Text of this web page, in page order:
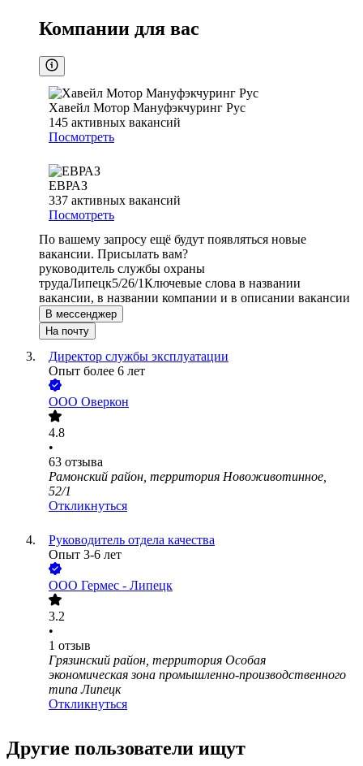
Компании для вас
Хавейл Мотор Мануфэкчуринг Рус
145 активных вакансий
Посмотреть
ЕВРАЗ
337 активных вакансий
Посмотреть
По вашему запросу ещё будут появляться новые
вакансии. Присылать вам?
руководитель службы охраны
трудаЛипецк5/26/1Ключевые слова в названии
вакансии, в названии компании и в описании вакансии
В мессенджер
На почту
Директор службы эксплуатации
Опыт более 6 лет
ООО Оверкон
4.8
•
63 отзыва
Рамонский район, территория Новоживотинное,
52/1
Откликнуться
Руководитель отдела качества
Опыт 3-6 лет
ООО Гермес - Липецк
3.2
•
1 отзыв
Грязинский район, территория Особая
экономическая зона промышленно-производственного
типа Липецк
Откликнуться
Другие пользователи ищут